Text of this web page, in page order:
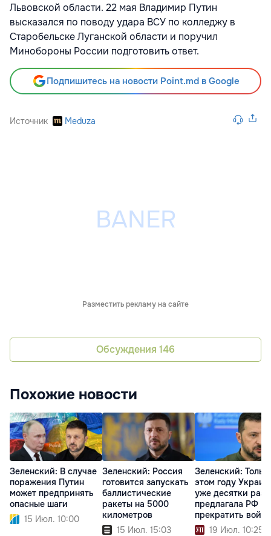
Львовской области. 22 мая Владимир Путин
высказался по поводу удара ВСУ по колледжу в
Старобельске Луганской области и поручил
Минобороны России подготовить ответ.
Подпишитесь на новости Point.md в Google
Источник Meduza
Разместить рекламу на сайте
Обсуждения 146
Похожие новости
Зеленский: В случае
поражения Путин
может предпринять
опасные шаги
15 Июл. 10:00
Зеленский: Россия
готовится запускать
баллистические
ракеты на 5000
километров
15 Июл. 15:03
Зеленский:
этом году
уже десятки раз
предлагала РФ
прекратить войну
19 Июл. 10:25